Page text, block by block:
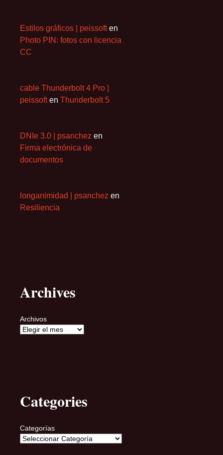
Estilos gráficos | peissoften
Photo PIN: fotos con licencia
CC
cable Thunderbolt 4 Pro |
peissoften Thunderbolt 5
DNIe 3.0 | psanchez en
Firma electrónica de
documentos
longanimidad | psanchez en
Resiliencia
Archives
Archivos
Categories
Categorías